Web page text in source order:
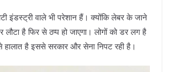
इंडस्ट्री वाले भी परेशान हैं। क्योंकि लेबर के जाने
लौटा है फिर से ठप्प हो जाएगा। लोगों को डर लग है
हालात है इससे सरकार और सेना निपट रही है।